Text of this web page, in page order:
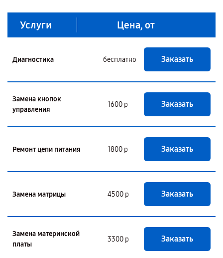
Услуги Цена, от
Диагностика бесплатно Заказать
Замена кнопок
управления
1600 р Заказать
Ремонт цепи питания 1800 р Заказать
Замена матрицы 4500 р Заказать
Замена материнской
платы
3300 р Заказать